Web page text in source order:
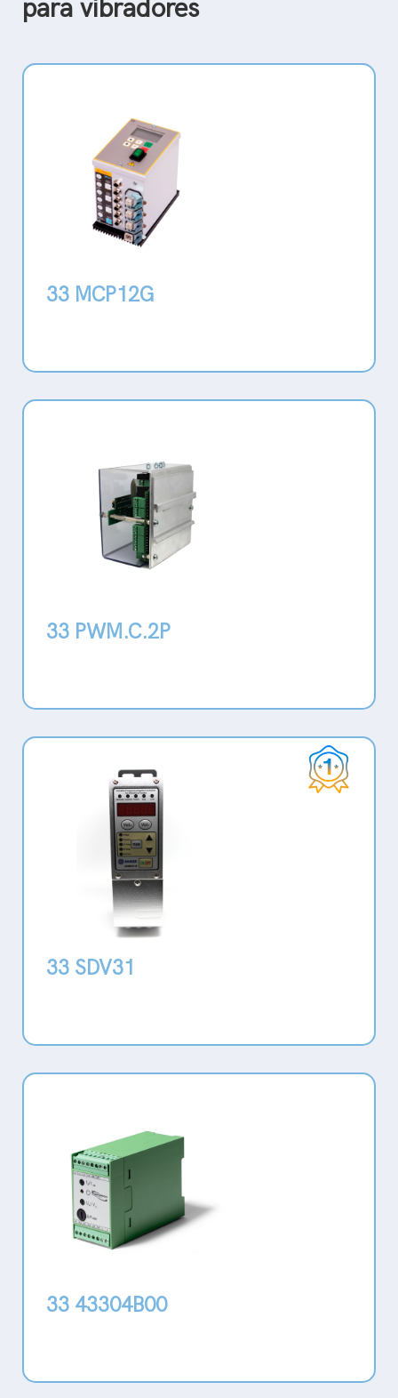
para vibradores
33 MCP12G
33 PWM.C.2P
33 SDV31
33 43304B00